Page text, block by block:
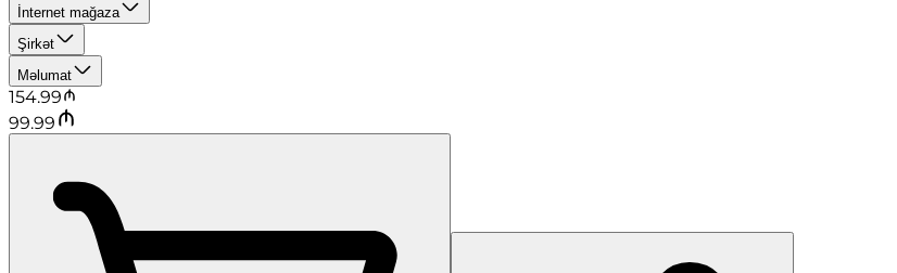
İnternet mağaza
Şirkət
Məlumat
154.99
99.99